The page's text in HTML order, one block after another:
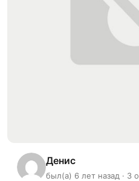
Денис
был(а) 6 лет назад · 3